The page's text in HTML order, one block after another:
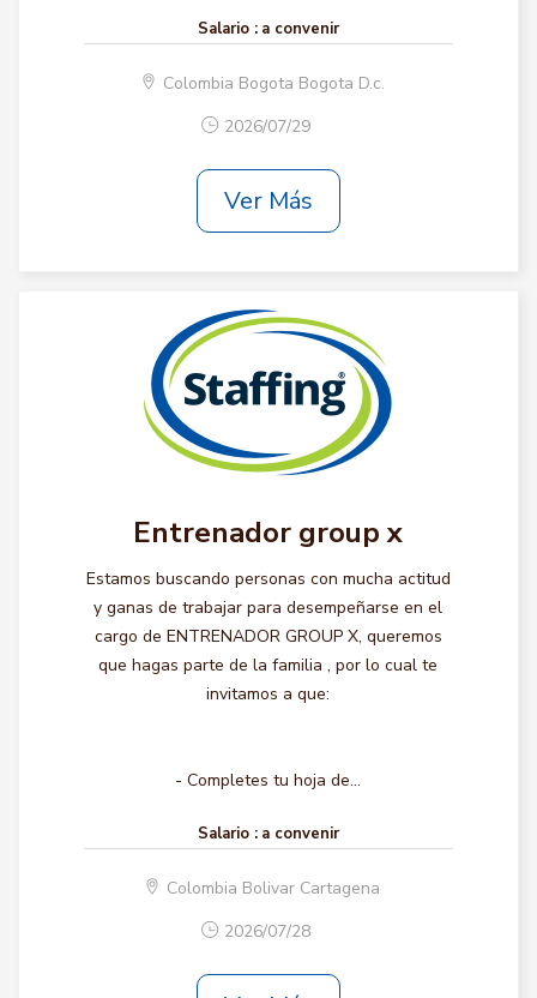
Salario : a convenir
Colombia Bogota Bogota D.c.
2026/07/29
Ver Más
Entrenador group x
Estamos buscando personas con mucha actitud
y ganas de trabajar para desempeñarse en el
cargo de ENTRENADOR GROUP X, queremos
que hagas parte de la familia , por lo cual te
invitamos a que:
- Completes tu hoja de...
Salario : a convenir
Colombia Bolivar Cartagena
2026/07/28